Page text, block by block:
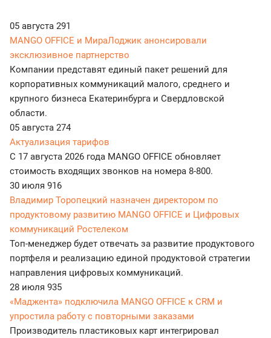
05 августа 291
MANGO OFFICE и МираЛоджик анонсировали
эксклюзивное партнерство
Компании представят единый пакет решений для
корпоративных коммуникаций малого, среднего и
крупного бизнеса Екатеринбурга и Свердловской
области.
05 августа 274
Актуализация тарифов
С 17 августа 2026 года MANGO OFFICE обновляет
стоимость входящих звонков на номера 8-800.
30 июля 916
Владимир Торопецкий назначен директором по
продуктовому развитию MANGO OFFICE и Цифровых
коммуникаций Ростелеком
Топ-менеджер будет отвечать за развитие продуктового
портфеля и реализацию единой продуктовой стратегии
направления цифровых коммуникаций.
28 июля 935
«Маджента» подключила MANGO OFFICE к CRM и
упростила работу с повторными заказами
Производитель пластиковых карт интегрировал